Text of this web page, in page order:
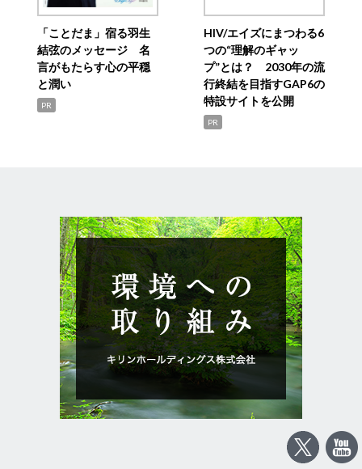
「ことだま」宿る羽生
結弦のメッセージ 名
言がもたらす心の平穏
と潤い
PR
HIV/エイズにまつわる6
つの“理解のギャッ
プ”とは？ 2030年の流
行終結を目指すGAP6の
特設サイトを公開
PR